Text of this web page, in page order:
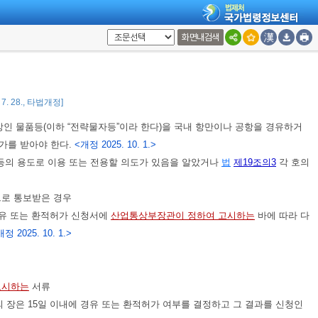
화면내검색
28., 타법개정]
은 15일 이내에 수출허가나 상황허가의 여부를 결정하고 그 결과를 신청
내외 관계기관과의 협의 또는 현지조사가 필요한 경우에는 그 협의나 현
2013. 3. 23., 2016. 7. 26., 2024. 10. 8., 2025. 10. 1.>
물품등(이하 “전략물자등”이라 한다)을 국내 항만이나 공항을 경유하거
를 받아야 한다. <개정 2025. 10. 1.>
용도로 이용 또는 전용할 의도가 있음을 알았거나 법 제19조의3 각 호의
통보받은 경우
또는 환적허가 신청서에 산업통상부장관이 정하여 고시하는 바에 따라 다
정 2025. 10. 1.>
하는 서류
은 15일 이내에 경유 또는 환적허가 여부를 결정하고 그 결과를 신청인